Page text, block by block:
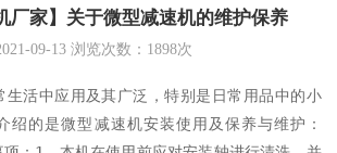
厂家】关于微型减速机的维护保养
09-13 浏览次数： 1898次
生活中应用及其广泛，特别是日常用品中的小
绍的是微型减速机安装使用及保养与维护：